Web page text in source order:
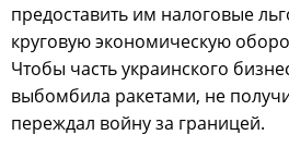
предоставить им налоговые
круговую экономическую
Чтобы часть украинского
выбомбила ракетами, не
переждал войну за границей.